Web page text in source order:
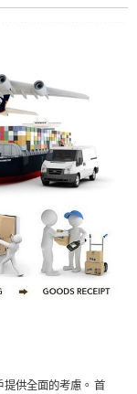
供全面的考慮。 首